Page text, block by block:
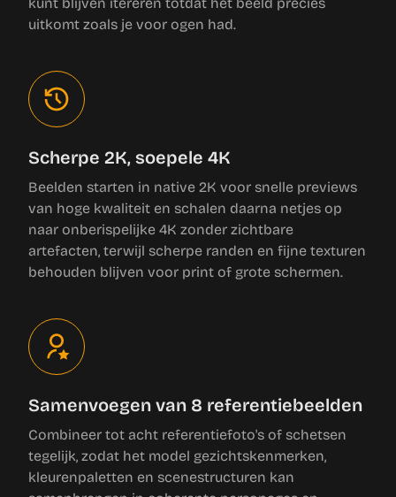
uitkomt zoals je voor ogen had.
Scherpe 2K, soepele 4K
Beelden starten in native 2K voor snelle previews
van hoge kwaliteit en schalen daarna netjes op
naar onberispelijke 4K zonder zichtbare
artefacten, terwijl scherpe randen en fijne texturen
behouden blijven voor print of grote schermen.
Samenvoegen van 8 referentiebeelden
Combineer tot acht referentiefoto's of schetsen
tegelijk, zodat het model gezichtskenmerken,
kleurenpaletten en scenestructuren kan